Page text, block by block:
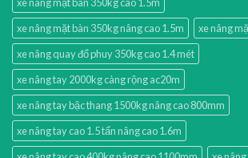
xe nâng mặt bàn 350kg nâng cao 1.5m
xe nâng
xe nâng quay đổ phuy 350kg cao 1.4 mét
xe nâng tay 2000kg càng rộng ac20m
xe nâng tay bậc thang 1500kg nâng cao 800mm
xe nâng tay cao 1.5 tấn nâng cao 1.6m